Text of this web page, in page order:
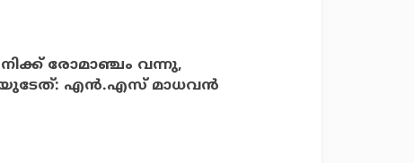
രോമാഞ്ചം വന്നു,
എന്‍.എസ് മാധവന്‍